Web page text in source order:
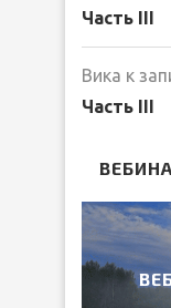
Часть III
Вика к
Часть III